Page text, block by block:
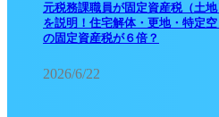
元税務課職員が固定資産税（土
を説明！住宅解体・更地・特定
の固定資産税が６倍？
2026/6/22